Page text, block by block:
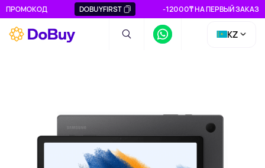
ПРОМОКОД DOBUYFIRST -12000₸ НА ПЕРВЫЙ ЗАКАЗ
KZ